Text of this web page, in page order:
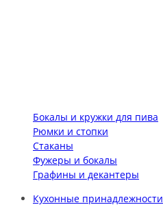
Бокалы и кружки для пива
Рюмки и стопки
Стаканы
Фужеры и бокалы
Графины и декантеры
Кухонные принадлежности